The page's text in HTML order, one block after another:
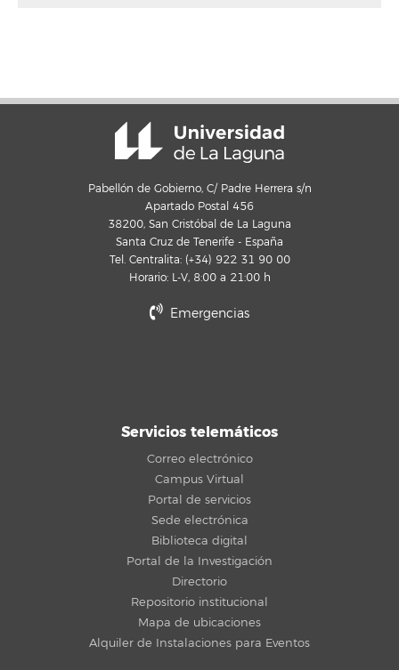
Pabellón de Gobierno, C/ Padre Herrera s/n
Apartado Postal 456
38200, San Cristóbal de La Laguna
Santa Cruz de Tenerife - España
Tel. Centralita: (+34) 922 31 90 00
Horario: L-V, 8:00 a 21:00 h
Emergencias
Servicios telemáticos
Correo electrónico
Campus Virtual
Portal de servicios
Sede electrónica
Biblioteca digital
Portal de la Investigación
Directorio
Repositorio institucional
Mapa de ubicaciones
Alquiler de Instalaciones para Eventos